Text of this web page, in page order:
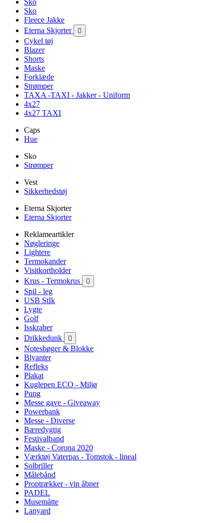
Sko
Sko
Fleece Jakke
Eterna Skjorter

Cykel tøj
Blazer
Shorts
Maske
Forklæde
Strømper
TAXA -TAXI - Jakker - Uniform
4x27
4x27 TAXI
Caps
Hue
Sko
Strømper
Vest
Sikkerhedstøj
Eterna Skjorter
Eterna Skjorter
Reklameartikler
Nøgleringe
Lightere
Termokander
Visitkortholder
Krus - Termokrus

Spil - leg
USB StIk
Lygte
Golf
Isskraber
Drikkedunk

Notesbøger & Blokke
Blyanter
Refleks
Plakat
Kuglepen ECO - Miljø
Pung
Messe gave - Giveaway
Powerbank
Messe - Diverse
Bæredygtig
Festivalband
Maske - Corona 2020
Værktøj Vaterpas - Tomstok - lineal
Solbriller
Målebånd
Proptrækker - vin åbner
PADEL
Musemåtte
Lanyard